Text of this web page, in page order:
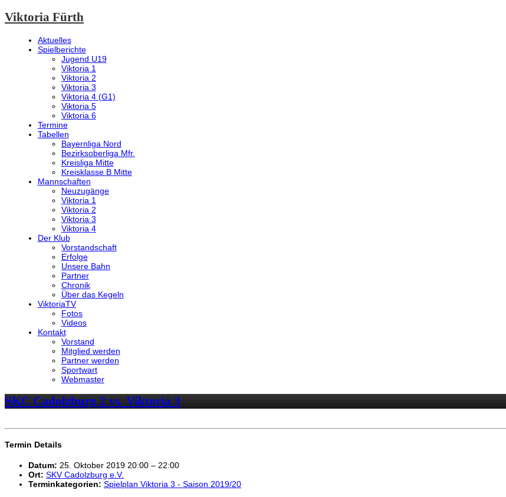
Viktoria Fürth
Aktuelles
Spielberichte
Jugend U19
Viktoria 1
Viktoria 2
Viktoria 3
Viktoria 4 (G1)
Viktoria 5
Viktoria 6
Termine
Tabellen
Bayernliga Nord
Bezirksoberliga Mfr.
Kreisliga Mitte
Kreisklasse B Mitte
Mannschaften
Neuzugänge
Viktoria 1
Viktoria 2
Viktoria 3
Viktoria 4
Der Klub
Vorstandschaft
Erfolge
Unsere Bahn
Partner
Chronik
Über das Kegeln
ViktoriaTV
Fotos
Videos
Kontakt
Vorstand
Mitglied werden
Partner werden
Sportwart
Webmaster
SKC Cadolzburg 2 vs. Viktoria 3
Termin Details
Datum: 25. Oktober 2019 20:00 – 22:00
Ort: SKV Cadolzburg e.V.
Terminkategorien: Spielplan Viktoria 3 - Saison 2019/20